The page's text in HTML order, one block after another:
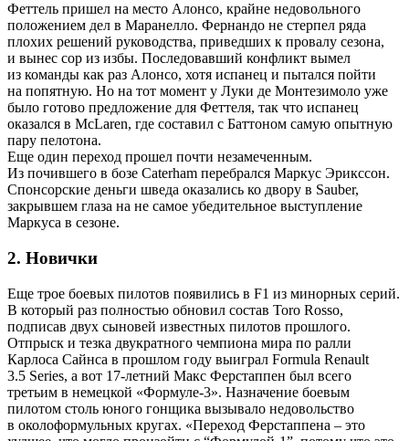
Феттель пришел на место Алонсо, крайне недовольного
положением дел в Маранелло. Фернандо не стерпел ряда
плохих решений руководства, приведших к провалу сезона,
и вынес сор из избы. Последовавший конфликт вымел
из команды как раз Алонсо, хотя испанец и пытался пойти
на попятную. Но на тот момент у Луки де Монтезимоло уже
было готово предложение для Феттеля, так что испанец
оказался в McLaren, где составил с Баттоном самую опытную
пару пелотона.
Еще один переход прошел почти незамеченным.
Из почившего в бозе Caterham перебрался Маркус Эрикссон.
Спонсорские деньги шведа оказались ко двору в Sauber,
закрывшем глаза на не самое убедительное выступление
Маркуса в сезоне.
2. Новички
Еще трое боевых пилотов появились в F1 из минорных серий.
В который раз полностью обновил состав Toro Rosso,
подписав двух сыновей известных пилотов прошлого.
Отпрыск и тезка двукратного чемпиона мира по ралли
Карлоса Сайнса в прошлом году выиграл Formula Renault
3.5 Series, а вот 17‑летний Макс Ферстаппен был всего
третьим в немецкой «Формуле‑3». Назначение боевым
пилотом столь юного гонщика вызывало недовольство
в околоформульных кругах. «Переход Ферстаппена – это